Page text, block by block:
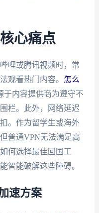
心痛点
哩或腾讯视频时，常
观看热门内容。 怎么
于内容提供商为遵守不
栏。此外，网络延迟
。作为留学生或海外
普通VPN无法满足高
何选择最佳回国工
智能破解这些障碍。
速方案